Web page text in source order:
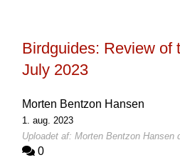
Birdguides: Review of
July 2023
Morten Bentzon Hansen
1. aug. 2023
Uploadet af: Morten Bentzon Hansen
0